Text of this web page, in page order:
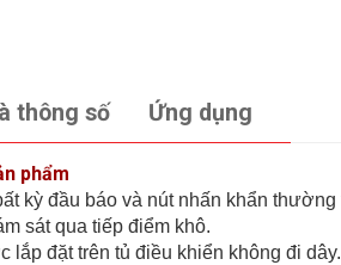
thông số Ứng dụng
phẩm
kỳ đầu báo và nút nhấn khẩn
sát qua tiếp điểm khô.
lắp đặt trên tủ điều khiển không đi